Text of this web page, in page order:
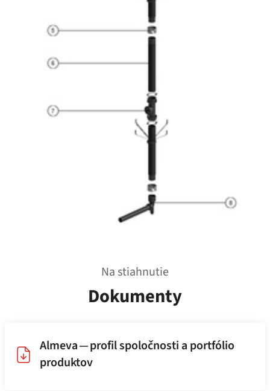
Na stiahnutie
Dokumenty
Almeva — profil spoločnosti a portfólio
produktov